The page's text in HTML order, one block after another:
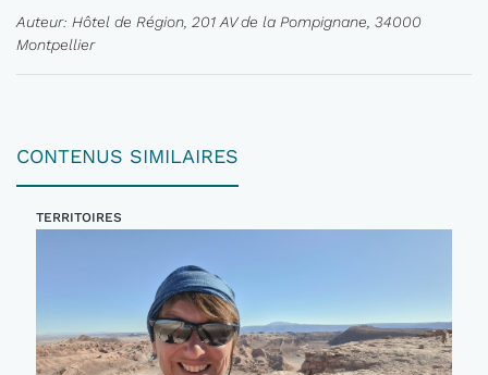
Auteur: Hôtel de Région, 201 AV de la Pompignane, 34000
Montpellier
CONTENUS SIMILAIRES
TERRITOIRES